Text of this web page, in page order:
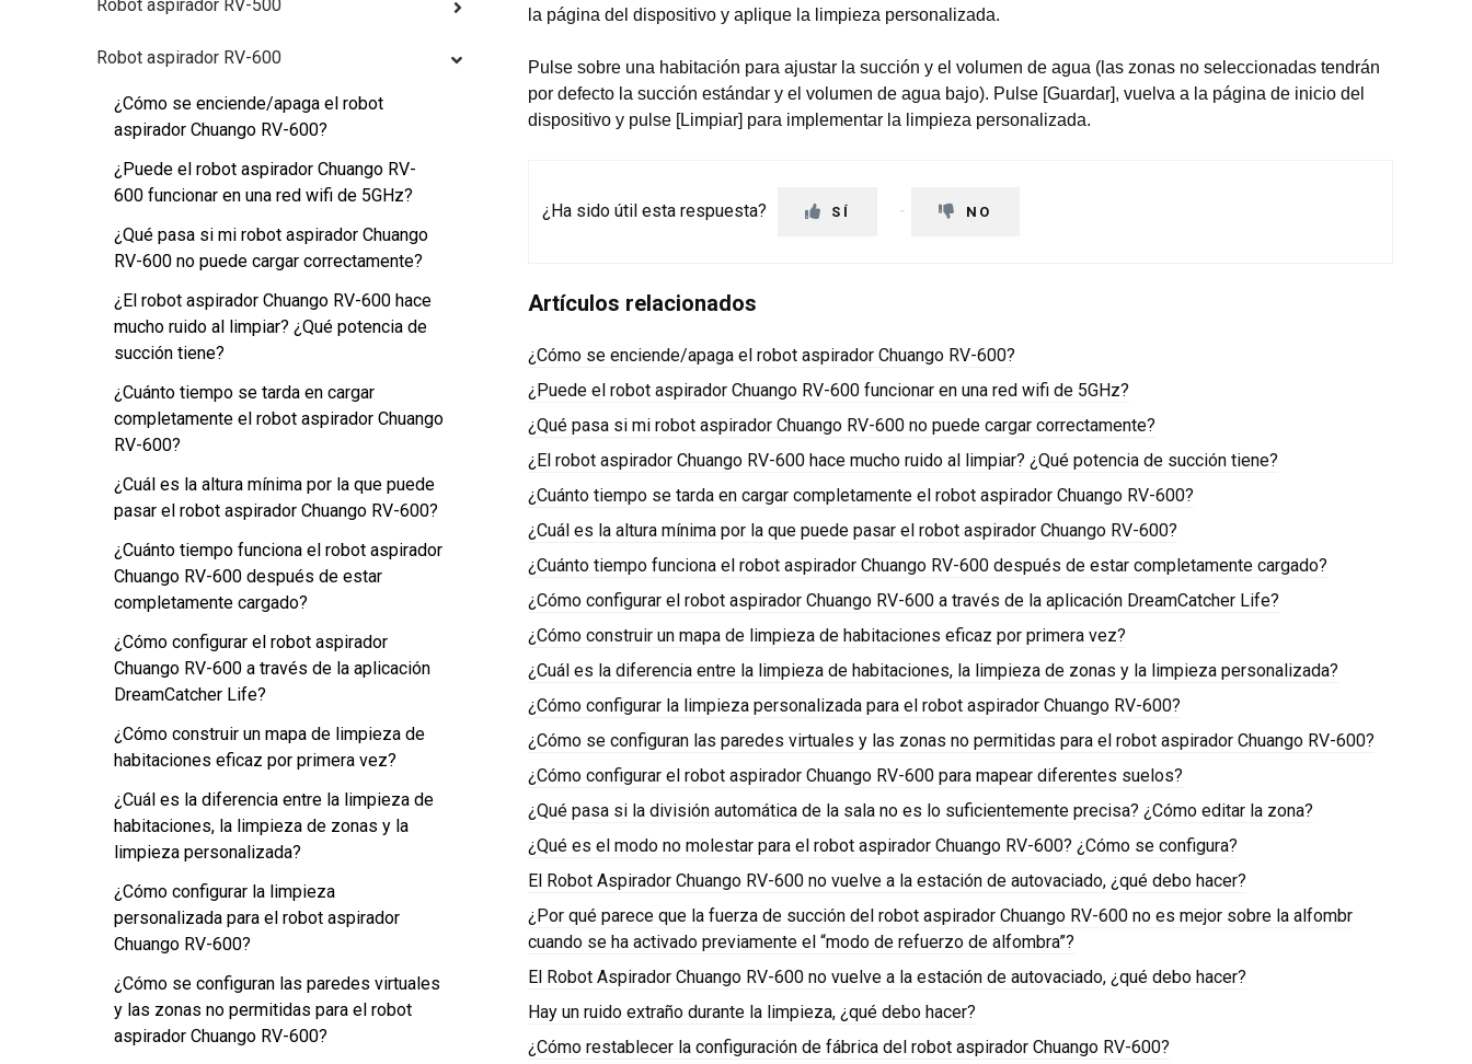
Robot aspirador RV-500
Robot aspirador RV-600
¿Cómo se enciende/apaga el robot
aspirador Chuango RV-600?
¿Puede el robot aspirador Chuango RV-
600 funcionar en una red wifi de 5GHz?
¿Qué pasa si mi robot aspirador Chuango
RV-600 no puede cargar correctamente?
¿El robot aspirador Chuango RV-600 hace
mucho ruido al limpiar? ¿Qué potencia de
succión tiene?
¿Cuánto tiempo se tarda en cargar
completamente el robot aspirador Chuango
RV-600?
¿Cuál es la altura mínima por la que puede
pasar el robot aspirador Chuango RV-600?
¿Cuánto tiempo funciona el robot aspirador
Chuango RV-600 después de estar
completamente cargado?
¿Cómo configurar el robot aspirador
Chuango RV-600 a través de la aplicación
DreamCatcher Life?
¿Cómo construir un mapa de limpieza de
habitaciones eficaz por primera vez?
¿Cuál es la diferencia entre la limpieza de
habitaciones, la limpieza de zonas y la
limpieza personalizada?
¿Cómo configurar la limpieza
personalizada para el robot aspirador
Chuango RV-600?
¿Cómo se configuran las paredes virtuales
y las zonas no permitidas para el robot
aspirador Chuango RV-600?
la página del dispositivo y aplique la limpieza personalizada.
Pulse sobre una habitación para ajustar la succión y el volumen de agua (las zonas no seleccionadas tendrán
por defecto la succión estándar y el volumen de agua bajo). Pulse [Guardar], vuelva a la página de inicio del
dispositivo y pulse [Limpiar] para implementar la limpieza personalizada.
¿Ha sido útil esta respuesta? SÍ NO
Artículos relacionados
¿Cómo se enciende/apaga el robot aspirador Chuango RV-600?
¿Puede el robot aspirador Chuango RV-600 funcionar en una red wifi de 5GHz?
¿Qué pasa si mi robot aspirador Chuango RV-600 no puede cargar correctamente?
¿El robot aspirador Chuango RV-600 hace mucho ruido al limpiar? ¿Qué potencia de succión tiene?
¿Cuánto tiempo se tarda en cargar completamente el robot aspirador Chuango RV-600?
¿Cuál es la altura mínima por la que puede pasar el robot aspirador Chuango RV-600?
¿Cuánto tiempo funciona el robot aspirador Chuango RV-600 después de estar completamente cargado?
¿Cómo configurar el robot aspirador Chuango RV-600 a través de la aplicación DreamCatcher Life?
¿Cómo construir un mapa de limpieza de habitaciones eficaz por primera vez?
¿Cuál es la diferencia entre la limpieza de habitaciones, la limpieza de zonas y la limpieza personalizada?
¿Cómo configurar la limpieza personalizada para el robot aspirador Chuango RV-600?
¿Cómo se configuran las paredes virtuales y las zonas no permitidas para el robot aspirador Chuango RV-600?
¿Cómo configurar el robot aspirador Chuango RV-600 para mapear diferentes suelos?
¿Qué pasa si la división automática de la sala no es lo suficientemente precisa? ¿Cómo editar la zona?
¿Qué es el modo no molestar para el robot aspirador Chuango RV-600? ¿Cómo se configura?
El Robot Aspirador Chuango RV-600 no vuelve a la estación de autovaciado, ¿qué debo hacer?
¿Por qué parece que la fuerza de succión del robot aspirador Chuango RV-600 no es mejor sobre la alfombr
cuando se ha activado previamente el “modo de refuerzo de alfombra”?
El Robot Aspirador Chuango RV-600 no vuelve a la estación de autovaciado, ¿qué debo hacer?
Hay un ruido extraño durante la limpieza, ¿qué debo hacer?
¿Cómo restablecer la configuración de fábrica del robot aspirador Chuango RV-600?